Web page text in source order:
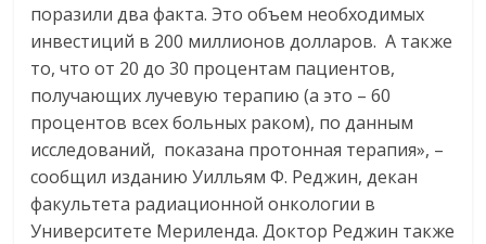
поразили два факта. Это объем необходимых
инвестиций в 200 миллионов долларов. А также
то, что от 20 до 30 процентам пациентов,
получающих лучевую терапию (а это – 60
процентов всех больных раком), по данным
исследований, показана протонная терапия», –
сообщил изданию Уилльям Ф. Реджин, декан
факультета радиационной онкологии в
Университете Мериленда. Доктор Реджин также